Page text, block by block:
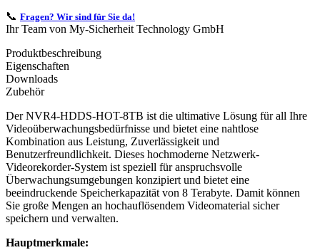
📞 Fragen? Wir sind für Sie da!
Ihr Team von My-Sicherheit Technology GmbH
Produktbeschreibung
Eigenschaften
Downloads
Zubehör
Der NVR4-HDDS-HOT-8TB ist die ultimative Lösung für all Ihre
Videoüberwachungsbedürfnisse und bietet eine nahtlose
Kombination aus Leistung, Zuverlässigkeit und
Benutzerfreundlichkeit. Dieses hochmoderne Netzwerk-
Videorekorder-System ist speziell für anspruchsvolle
Überwachungsumgebungen konzipiert und bietet eine
beeindruckende Speicherkapazität von 8 Terabyte. Damit können
Sie große Mengen an hochauflösendem Videomaterial sicher
speichern und verwalten.
Hauptmerkmale: